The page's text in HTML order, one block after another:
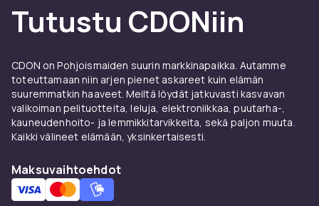
Tutustu CDONiin
CDON on Pohjoismaiden suurin markkinapaikka. Autamme
toteuttamaan niin arjen pienet askareet kuin elämän
suuremmatkin haaveet. Meiltä löydät jatkuvasti kasvavan
valikoiman pelituotteita, leluja, elektroniikkaa, puutarha-,
kauneudenhoito- ja lemmikkitarvikkeita, sekä paljon muuta.
Kaikki välineet elämään, yksinkertaisesti.
Maksuvaihtoehdot